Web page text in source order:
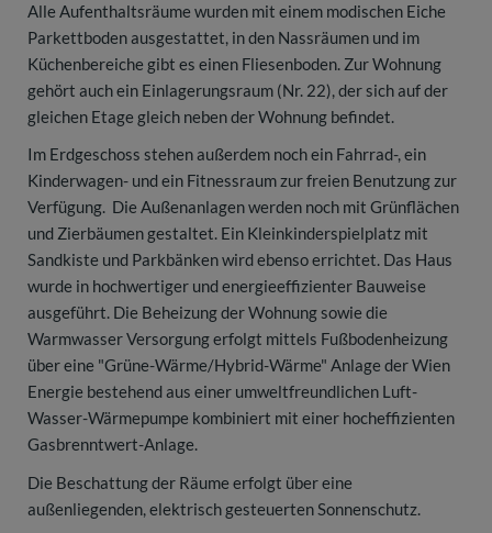
Alle Aufenthaltsräume wurden mit einem modischen Eiche
Parkettboden ausgestattet, in den Nassräumen und im
Küchenbereiche gibt es einen Fliesenboden. Zur Wohnung
gehört auch ein Einlagerungsraum (Nr. 22), der sich auf der
gleichen Etage gleich neben der Wohnung befindet.
Im Erdgeschoss stehen außerdem noch ein Fahrrad-, ein
Kinderwagen- und ein Fitnessraum zur freien Benutzung zur
Verfügung. Die Außenanlagen werden noch mit Grünflächen
und Zierbäumen gestaltet. Ein Kleinkinderspielplatz mit
Sandkiste und Parkbänken wird ebenso errichtet. Das Haus
wurde in hochwertiger und energieeffizienter Bauweise
ausgeführt. Die Beheizung der Wohnung sowie die
Warmwasser Versorgung erfolgt mittels Fußbodenheizung
über eine "Grüne-Wärme/Hybrid-Wärme" Anlage der Wien
Energie bestehend aus einer umweltfreundlichen Luft-
Wasser-Wärmepumpe kombiniert mit einer hocheffizienten
Gasbrenntwert-Anlage.
Die Beschattung der Räume erfolgt über eine
außenliegenden, elektrisch gesteuerten Sonnenschutz.